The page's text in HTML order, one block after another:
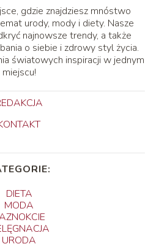
gdzie znajdziesz mnóstwo
urody, mody i diety. Nasze
najnowsze trendy, a także
o siebie i zdrowy styl życia.
światowych inspiracji w jednym
miejscu!
DIETA
MODA
URODA